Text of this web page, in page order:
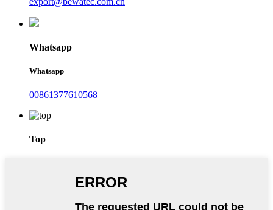
Whatsapp
Whatsapp
00861377610568
Top